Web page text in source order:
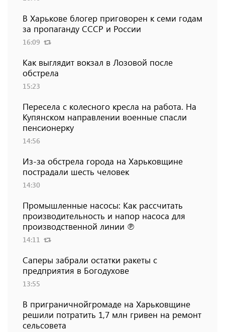
В Харькове блогер приговорен к семи годам
за пропаганду СССР и России
16:09
Как выглядит вокзал в Лозовой после
обстрела
15:23
Пересела с колесного кресла на работа. На
Купянском направлении военные спасли
пенсионерку
14:56
Из-за обстрела города на Харьковщине
пострадали шесть человек
14:30
Промышленные насосы: Как рассчитать
производительность и напор насоса для
производственной линии ℗
14:11
Саперы забрали остатки ракеты с
предприятия в Богодухове
13:55
В приграничнойгромаде на Харьковщине
решили потратить 1,7 млн ​​гривен на ремонт
сельсовета